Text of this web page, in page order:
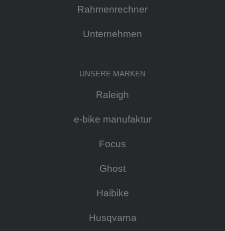
Rahmenrechner
Unternehmen
UNSERE MARKEN
Raleigh
e-bike manufaktur
Focus
Ghost
Haibike
Husqvarna